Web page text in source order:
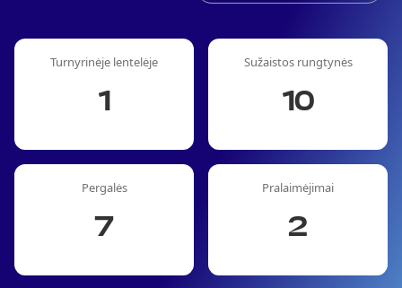
Turnyrinėje lentelėje
1
Sužaistos rungtynės
10
Pergalės
7
Pralaimėjimai
2